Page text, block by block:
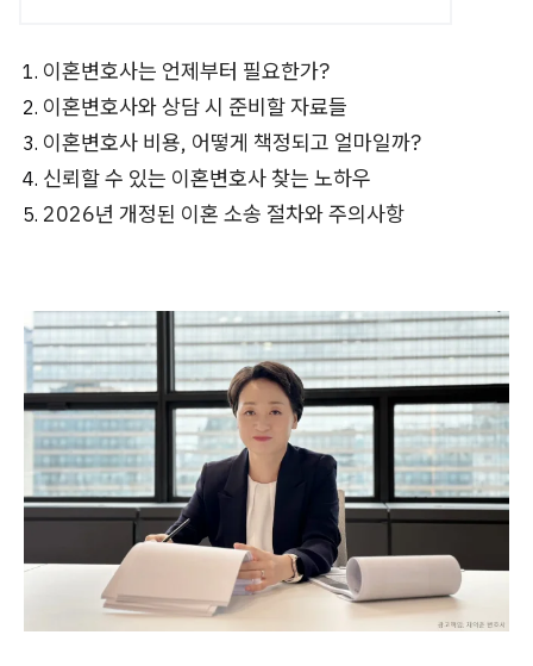
이혼변호사는 언제부터 필요한가?
이혼변호사와 상담 시 준비할 자료들
이혼변호사 비용, 어떻게 책정되고 얼마일까?
신뢰할 수 있는 이혼변호사 찾는 노하우
2026년 개정된 이혼 소송 절차와 주의사항